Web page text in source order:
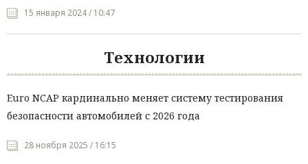
15 января 2024 / 10:47
Технологии
Euro NCAP кардинально меняет систему тестирования
безопасности автомобилей с 2026 года
28 ноября 2025 / 16:15